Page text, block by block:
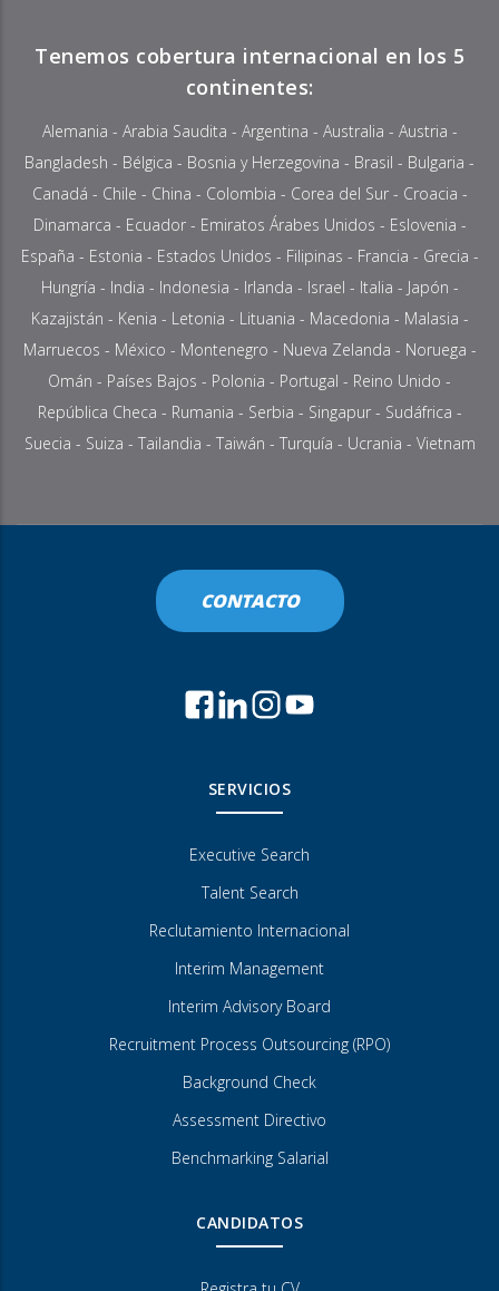
Tenemos cobertura internacional en los 5
continentes:
Alemania - Arabia Saudita - Argentina - Australia - Austria -
Bangladesh - Bélgica - Bosnia y Herzegovina - Brasil - Bulgaria -
Canadá - Chile - China - Colombia - Corea del Sur - Croacia -
Dinamarca - Ecuador- Emiratos Árabes Unidos - Eslovenia -
España - Estonia - Estados Unidos - Filipinas - Francia - Grecia -
Hungría - India - Indonesia - Irlanda - Israel - Italia - Japón -
Kazajistán - Kenia - Letonia - Lituania - Macedonia - Malasia -
Marruecos - México - Montenegro - Nueva Zelanda - Noruega -
Omán - Países Bajos - Polonia - Portugal - Reino Unido -
República Checa - Rumania - Serbia - Singapur- Sudáfrica -
Suecia - Suiza - Tailandia - Taiwán - Turquía - Ucrania - Vietnam
CONTACTO
SERVICIOS
Executive Search
Talent Search
Reclutamiento Internacional
Interim Management
Interim Advisory Board
Recruitment Process Outsourcing (RPO)
Background Check
Assessment Directivo
Benchmarking Salarial
CANDIDATOS